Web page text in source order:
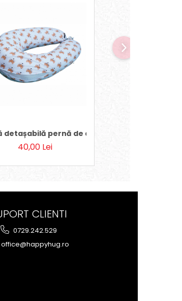
detașabilă pernă de alăptare vulpite
40,00 Lei
CLIENTI
0729.242.529
office@happyhug.ro